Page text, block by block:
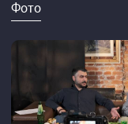
Фото